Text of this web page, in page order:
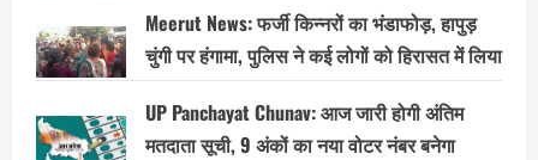
Meerut News: फर्जी किन्नरों का भंडाफोड़, हापुड़
चुंगी पर हंगामा, पुलिस ने कई लोगों को हिरासत में लिया
UP Panchayat Chunav: आज जारी होगी अंतिम
मतदाता सूची, 9 अंकों का नया वोटर नंबर बनेगा